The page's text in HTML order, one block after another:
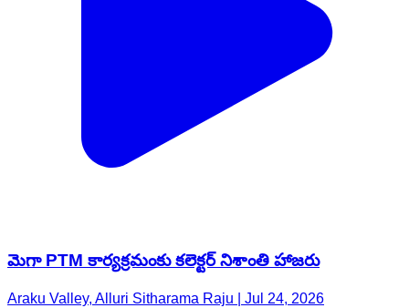
మెగా PTM కార్యక్రమంకు కలెక్టర్ నిశాంతి హాజరు
Araku Valley, Alluri Sitharama Raju | Jul 24, 2026